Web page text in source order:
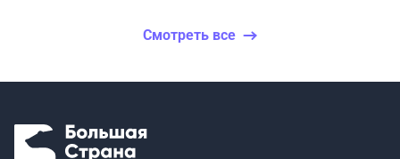
Смотреть все